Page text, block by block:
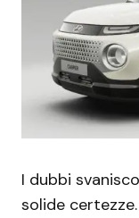
I dubbi
solide certezze.